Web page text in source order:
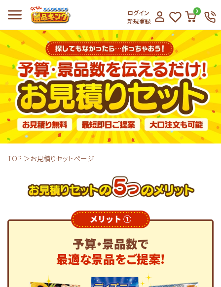
ログイン
新規登録
0
TOP お見積りセットページ
予算・景品数で
最適な景品をご提案!